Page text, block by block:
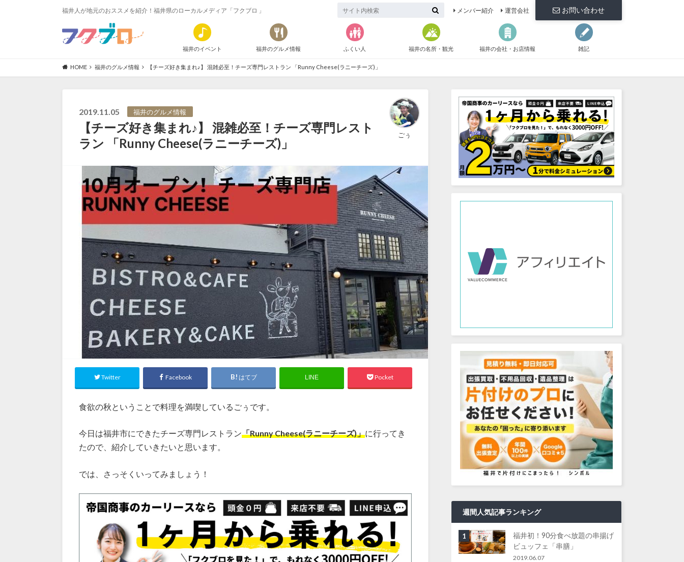
福井人が地元のおススメを紹介！福井県のローカルメディア「フクブロ 」 お問い合わせ
メンバー紹介 運営会社
福井のイベント 福井のグルメ情報 ふくい人 福井の名所・観光 福井の会社・お店情報 雑記
HOME 福井のグルメ情報 【チーズ好き集まれ♪】 混雑必至！チーズ専門レストラン 「Runny Cheese(ラニーチーズ)」
2019.11.05 福井のグルメ情報
【チーズ好き集まれ♪】 混雑必至！チーズ専門レスト
ラン 「Runny Cheese(ラニーチーズ)」
ごぅ
Twitter Facebook はてブ LINE Pocket
食欲の秋ということで料理を満喫しているごぅです。
今日は福井市にできたチーズ専門レストラン「Runny Cheese(ラニーチーズ)」に行ってき
たので、紹介していきたいと思います。
では、さっそくいってみましょう！
週間人気記事ランキング
1
福井初！90分食べ放題の串揚げ
ビュッフェ「串膳」
2019.06.07